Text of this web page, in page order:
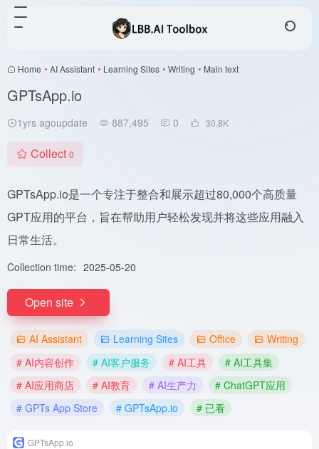
Home • AI Assistant • Learning Sites • Writing • Main text
GPTsApp.io
1yrs agoupdate 887,495 0 30.8K
Collect 0
GPTsApp.io是一个专注于整合和展示超过80,000个高质量
GPT应用的平台，旨在帮助用户轻松发现并将这些应用融入
日常生活。
Collection time: 2025-05-20
Open site
AI Assistant Learning Sites Office
Writing
# AI内容创作
# AI客户服务 # AI工具
# AI工具集
# AI应用商店
# AI教育 # AI生产力
# ChatGPT应用
# GPTs App Store
# GPTsApp.io # 已看
GPTsApp.io